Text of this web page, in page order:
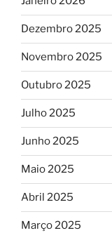
Dezembro 2025
Novembro 2025
Outubro 2025
Julho 2025
Junho 2025
Maio 2025
Abril 2025
Março 2025